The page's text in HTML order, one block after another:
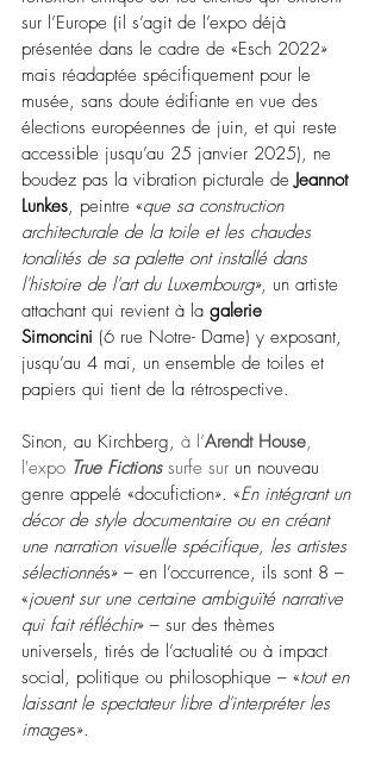
sur l’Europe (il s’agit de l’expo déjà
présentée dans le cadre de «Esch 2022»
mais réadaptée spécifiquement pour le
musée, sans doute édifiante en vue des
élections européennes de juin, et qui reste
accessible jusqu’au 25 janvier 2025), ne
boudez pas la vibration picturale de Jeannot
Lunkes, peintre «que sa construction
architecturale de la toile et les chaudes
tonalités de sa palette ont installé dans
l'histoire de l'art du Luxembourg», un artiste
attachant qui revient à la galerie
Simoncini (6 rue Notre- Dame) y exposant,
jusqu’au 4 mai, un ensemble de toiles et
papiers qui tient de la rétrospective.
Sinon, au Kirchberg, à l’Arendt House,
l'expo True Fictions surfe sur un nouveau
genre appelé «docufiction». «En intégrant un
décor de style documentaire ou en créant
une narration visuelle spécifique, les artistes
sélectionnés» – en l’occurrence, ils sont 8 –
«jouent sur une certaine ambiguïté narrative
qui fait réfléchir» – sur des thèmes
universels, tirés de l’actualité ou à impact
social, politique ou philosophique – «tout en
laissant le spectateur libre d'interpréter les
images».